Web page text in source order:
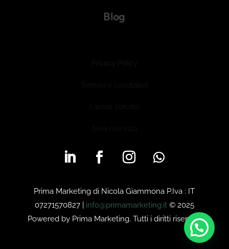
Blog
Prima Marketing di Nicola Giammona P.Iva : IT
07271570827 | info@primamarketing.it © 2025
Powered by Prima Marketing. Tutti i diritti riservati.